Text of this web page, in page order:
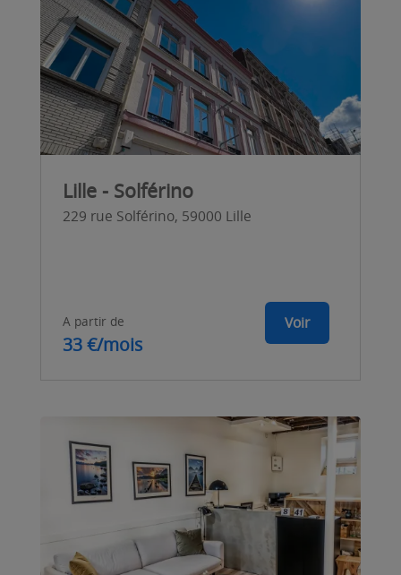
Lille - Solférino
229 rue Solférino, 59000 Lille
A partir de
33 €/mois
Voir